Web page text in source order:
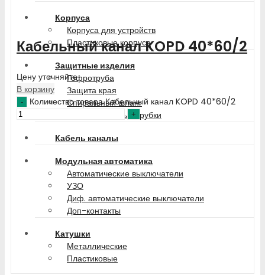
Корпуса
Корпуса для устройств
Пластиковые корпуса
Защитные изделия
Гофротруба
Защита края
Спиральный шланг
Термоусадочные трубки
Кабель каналы
Модульная автоматика
Автоматические выключатели
УЗО
Диф. автоматические выключатели
Доп-контакты
Катушки
Металлические
Пластиковые
Кабельный канал KOPD 40*60/2
Цену уточняйте
В корзину
Количество товара Кабельный канал KOPD 40*60/2